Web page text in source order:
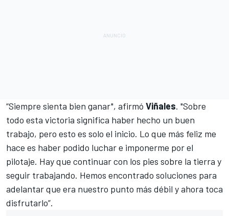
“Siempre sienta bien ganar", afirmó Viñales. "Sobre
todo esta victoria significa haber hecho un buen
trabajo, pero esto es solo el inicio. Lo que más feliz me
hace es haber podido luchar e imponerme por el
pilotaje. Hay que continuar con los pies sobre la tierra y
seguir trabajando. Hemos encontrado soluciones para
adelantar que era nuestro punto más débil y ahora toca
disfrutarlo”.